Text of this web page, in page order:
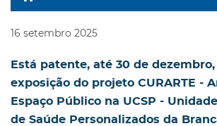
16 setembro 2025
Está patente, até 30 de
exposição do projeto CURARTE -
Espaço Público na UCSP -
de Saúde Personalizados da